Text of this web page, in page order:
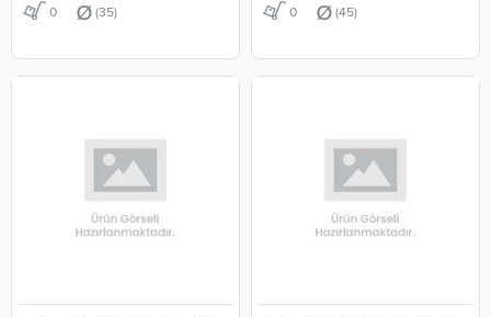
0 (35) 0 (45)